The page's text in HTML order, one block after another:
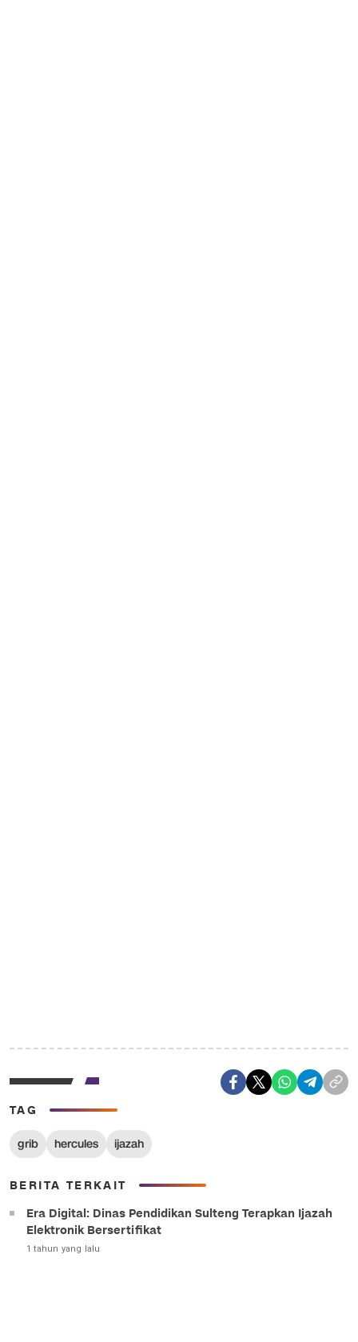
TAG
grib hercules ijazah
BERITA TERKAIT
Era Digital: Dinas Pendidikan Sulteng Terapkan Ijazah
Elektronik Bersertifikat
1 tahun yang lalu